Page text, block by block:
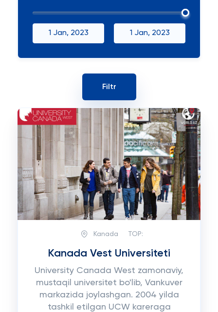
1 Jan, 2023 1 Jan, 2023
Kanada TOP:
Kanada Vest Universiteti
University Canada West zamonaviy,
mustaqil universitet bo'lib, Vankuver
markazida joylashgan. 2004 yilda
tashkil etilgan UCW kareraga